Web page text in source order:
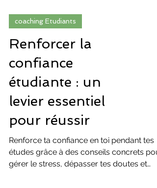
coaching Etudiants
Renforcer la
confiance
étudiante : un
levier essentiel
pour réussir
Renforce ta confiance en toi pendant tes